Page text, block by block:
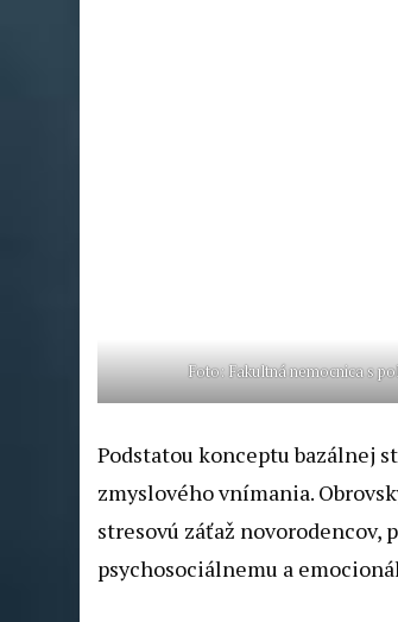
Foto: Fakultná nemocnica s
Podstatou konceptu bazálnej
zmyslového vnímania.
stresovú záťaž
psychosociálnemu a